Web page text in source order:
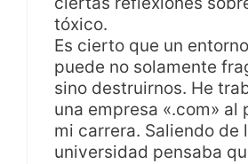
tóxico.
Es cierto que un
puede no solamente
sino destruirnos. He
una empresa «.com» al
mi carrera. Saliendo de
universidad pensaba